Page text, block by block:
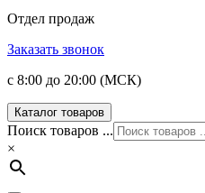
Отдел продаж
Заказать звонок
с 8:00 до 20:00 (МСК)
Каталог товаров
Поиск товаров ...
×